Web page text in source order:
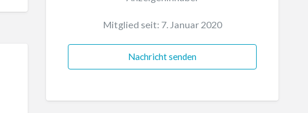
Mitglied seit: 7. Januar 2020
Nachricht senden